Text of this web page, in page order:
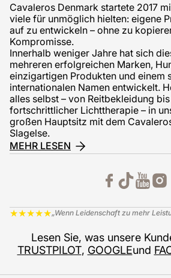
Cavaleros Denmark startete 2017
viele für unmöglich hielten: eigene
auf zu entwickeln – ohne zu
Kompromisse.
Innerhalb weniger Jahre hat sich
mehreren erfolgreichen Marken,
einzigartigen Produkten und einem
internationalen Namen entwickelt.
alles selbst – von Reitbekleidung
fortschrittlicher Lichttherapie – in
großen Hauptsitz mit dem
Slagelse.
MEHR LESEN
★★★★★„Wenn Leidenschaft zu mehr
Lesen Sie, was unsere
TRUSTPILOT, GOOGLEund